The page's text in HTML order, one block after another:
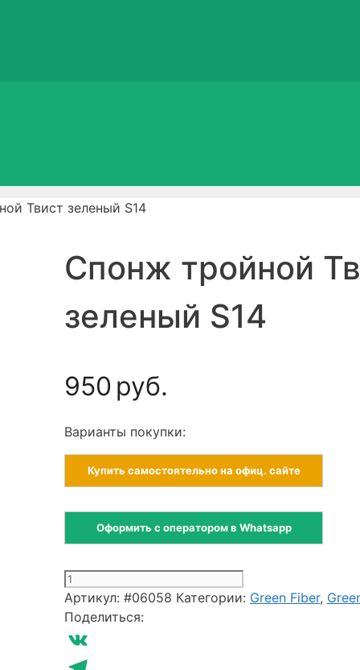
Твист зеленый S14
Спонж тройной
зеленый S14
950 руб.
Варианты покупки:
Купить самостоятельно на офиц. сайте
Оформить с оператором в Whatsapp
Количество
товара
Спонж
тройной
Артикул: #06058 Категории: Green Fiber,
Поделиться: